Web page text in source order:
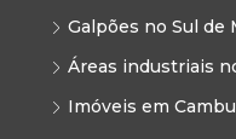
Galpões no Sul de
Áreas industriais
Imóveis em